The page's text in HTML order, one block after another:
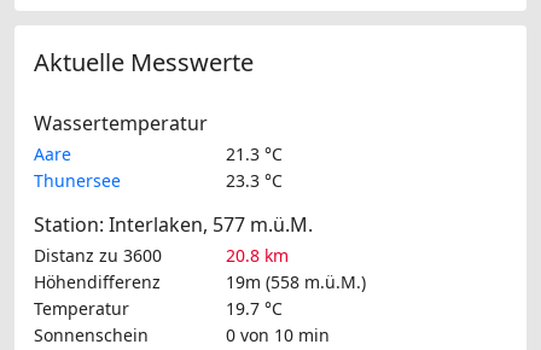
Aktuelle Messwerte
Wassertemperatur
Aare
21.3 °C
Thunersee
23.3 °C
Station: Interlaken, 577 m.ü.M.
Distanz zu 3600
20.8 km
Höhendifferenz
19m (558 m.ü.M.)
Temperatur
19.7 °C
Sonnenschein
0 von 10 min